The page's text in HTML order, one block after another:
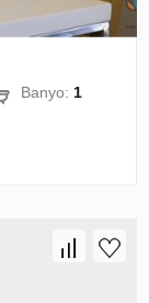
Banyo:1